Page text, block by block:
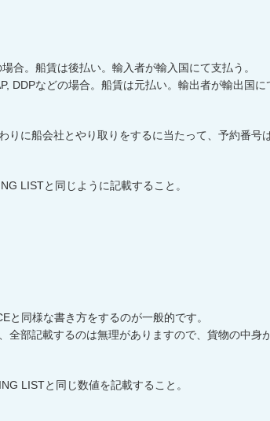
合。船賃は後払い。輸入者が輸入国にて支払う。
DDPなどの場合。船賃は元払い。輸出者が輸出国に
に船会社とやり取りをするに当たって、予約番号
LISTと同じように記載すること。
と同様な書き方をするのが一般的です。
全部記載するのは無理がありますので、貨物の中身
LISTと同じ数値を記載すること。